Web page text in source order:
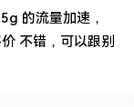
的流量加速，
不错，可以跟别